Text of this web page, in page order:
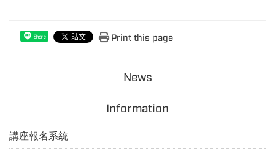
Share Print this page
News
Information
講座報名系統